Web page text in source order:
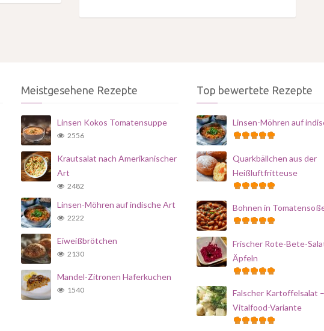
Meistgesehene Rezepte
Linsen Kokos Tomatensuppe
2556
Krautsalat nach Amerikanischer
Art
2482
Linsen-Möhren auf indische Art
2222
Eiweißbrötchen
2130
Mandel-Zitronen Haferkuchen
1540
Top bewertete Rezepte
Linsen-Möhren auf
Quarkbällchen aus der
Heißluftfritteuse
Bohnen in
Frischer Rote-Bete-
Äpfeln
Falscher Kartoffelsalat –
Vitalfood-Variante